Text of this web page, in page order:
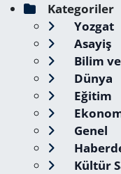
Kategoriler
Yozgat
Asayiş
Bilim
Dünya
Eğitim
Genel
Kültür